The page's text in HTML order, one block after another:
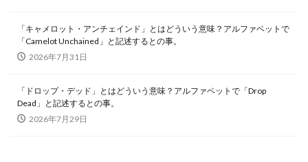
「キャメロット・アンチェインド」とはどういう意味？アルファベットで
「Camelot Unchained」と記述するとの事。
2026年7月31日
「ドロップ・デッド」とはどういう意味？アルファベットで「Drop
Dead」と記述するとの事。
2026年7月29日